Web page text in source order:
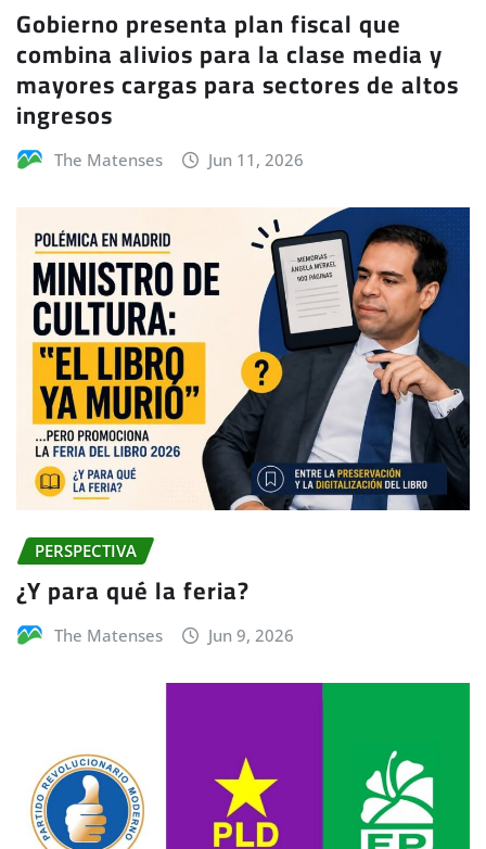
Gobierno presenta plan fiscal que
combina alivios para la clase media y
mayores cargas para sectores de altos
ingresos
The Matenses Jun 11, 2026
PERSPECTIVA
¿Y para qué la feria?
The Matenses Jun 9, 2026